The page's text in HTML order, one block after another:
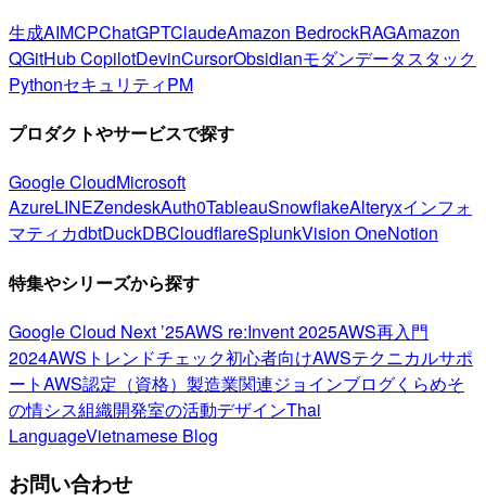
生成AIMCPChatGPTClaudeAmazon BedrockRAGAmazon
QGitHub CopilotDevinCursorObsidianモダンデータスタック
PythonセキュリティPM
プロダクトやサービスで探す
Google CloudMicrosoft
AzureLINEZendeskAuth0TableauSnowflakeAlteryxインフォ
マティカdbtDuckDBCloudflareSplunkVision OneNotion
特集やシリーズから探す
Google Cloud Next ’25AWS re:Invent 2025AWS再入門
2024AWSトレンドチェック初心者向けAWSテクニカルサポ
ートAWS認定（資格） 製造業関連ジョインブログくらめそ
の情シス組織開発室の活動デザインThai
LanguageVietnamese Blog
お問い合わせ